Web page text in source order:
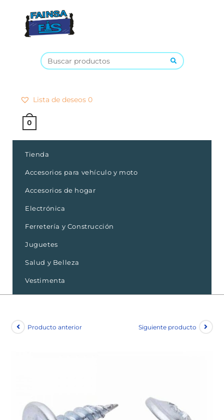
Lista de deseos 0
0
Tienda
Accesorios para vehículo y moto
Accesorios de hogar
Electrónica
Ferretería y Construcción
Juguetes
Salud y Belleza
Vestimenta
Producto anterior Siguiente producto